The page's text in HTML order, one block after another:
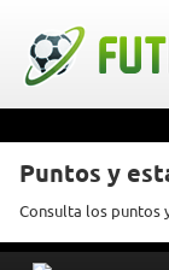
Puntos y
Consulta los puntos